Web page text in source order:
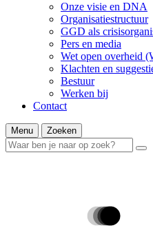
Onze visie en DNA
Organisatiestructuur
GGD als
Pers en media
Wet open overheid
Klachten en
Bestuur
Werken bij
Contact
Menu Zoeken